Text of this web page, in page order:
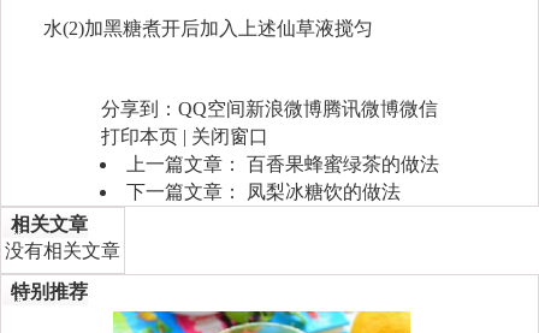
水(2)加黑糖煮开后加入上述仙草液搅匀
分享到： QQ空间新浪微博腾讯微博微信
打印本页 | 关闭窗口
上一篇文章： 百香果蜂蜜绿茶的做法
下一篇文章：
凤梨冰糖饮的做法
相关文章
没有相关文章
特别推荐